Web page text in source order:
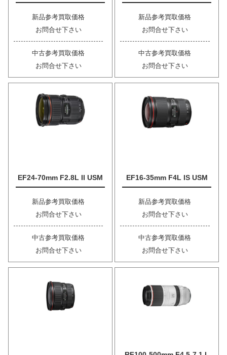
新品参考買取価格
お問合せ下さい
中古参考買取価格
お問合せ下さい
新品参考買取価格
お問合せ下さい
中古参考買取価格
お問合せ下さい
EF24-70mm F2.8L II USM
新品参考買取価格
お問合せ下さい
中古参考買取価格
お問合せ下さい
EF16-35mm F4L IS USM
新品参考買取価格
お問合せ下さい
中古参考買取価格
お問合せ下さい